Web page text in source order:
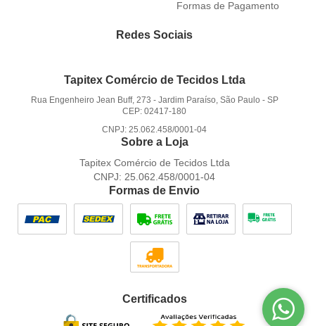
Formas de Pagamento
Redes Sociais
Tapitex Comércio de Tecidos Ltda
Rua Engenheiro Jean Buff, 273 - Jardim Paraíso, São Paulo - SP
CEP: 02417-180
CNPJ: 25.062.458/0001-04
Sobre a Loja
Tapitex Comércio de Tecidos Ltda
CNPJ: 25.062.458/0001-04
Formas de Envio
Certificados